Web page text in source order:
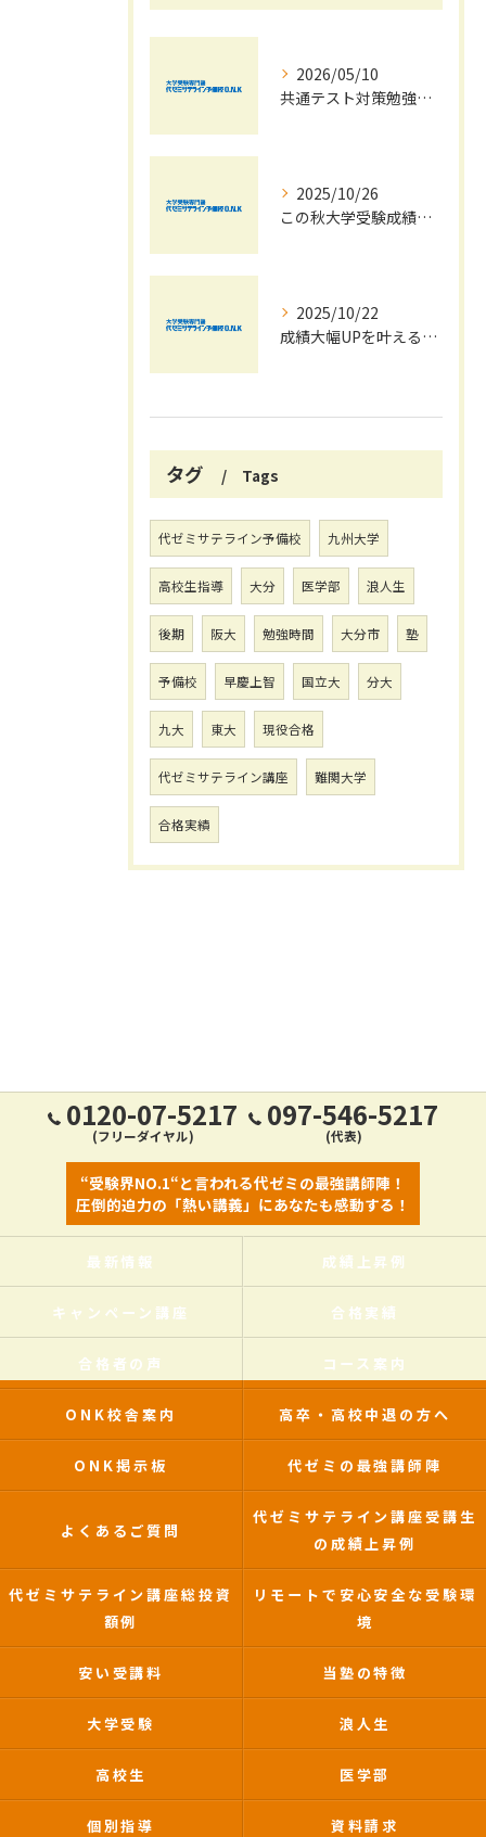
2026/05/10
共通テスト対策勉強は早めに始めましょう！
2025/10/26
この秋大学受験成績大幅UPの秘訣
2025/10/22
成績大幅UPを叶える秋の効率学習法
タグ Tags
代ゼミサテライン予備校 九州大学
高校生指導 大分 医学部 浪人生
後期 阪大 勉強時間 大分市 塾
予備校 早慶上智 国立大 分大
九大 東大 現役合格
代ゼミサテライン講座 難関大学
合格実績
0120-07-5217
(フリーダイヤル)
097-546-5217
(代表)
“受験界NO.1“と言われる代ゼミの最強講師陣！
圧倒的迫力の「熱い講義」にあなたも感動する！
最新情報 成績上昇例
キャンペーン講座 合格実績
合格者の声 コース案内
ONK校舎案内 高卒・高校中退の方へ
ONK掲示板 代ゼミの最強講師陣
よくあるご質問
代ゼミサテライン講座受講生
の成績上昇例
代ゼミサテライン講座総投資
額例
リモートで安心安全な受験環
境
安い受講料 当塾の特徴
大学受験 浪人生
高校生 医学部
個別指導 資料請求